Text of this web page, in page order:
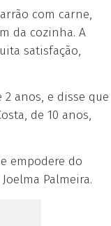
com carne,
da cozinha. A
satisfação,
anos, e disse que
de 10 anos,
empodere do
Palmeira.